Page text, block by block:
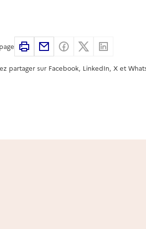
ImprimerPartager par email
Partager sur Facebook
Partager sur X
partager sur Facebook, LinkedIn, X et